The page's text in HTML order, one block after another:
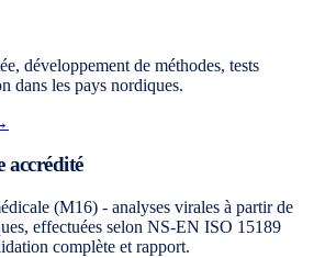
développement de méthodes, tests
dans les pays nordiques.
accrédité
(M16) - analyses virales à partir de
effectuées selon NS-EN ISO 15189
complète et rapport.